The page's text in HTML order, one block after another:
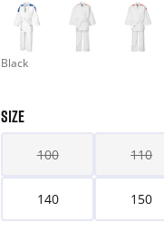
Black
SIZE
100 110
140 150